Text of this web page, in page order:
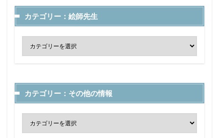
カテゴリー：絵師先生
カテゴリー：その他の情報